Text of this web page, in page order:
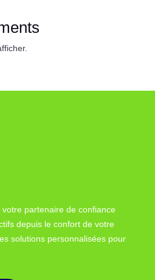
partenaire de confiance
depuis le confort de votre
solutions personnalisées pour